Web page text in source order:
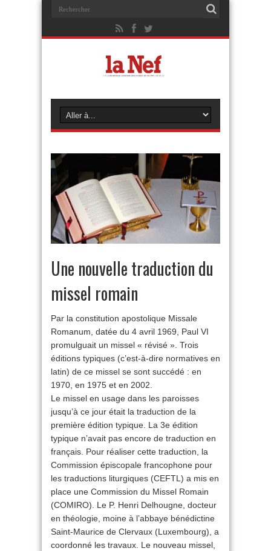
Une nouvelle traduction du
missel romain
Par la constitution apostolique Missale
Romanum, datée du 4 avril 1969, Paul VI
promulguait un missel « révisé ». Trois
éditions typiques (c’est-à-dire normatives en
latin) de ce missel se sont succédé : en
1970, en 1975 et en 2002.
Le missel en usage dans les paroisses
jusqu’à ce jour était la traduction de la
première édition typique. La 3e édition
typique n’avait pas encore de traduction en
français. Pour réaliser cette traduction, la
Commission épiscopale francophone pour
les traductions liturgiques (CEFTL) a mis en
place une Commission du Missel Romain
(COMIRO). Le P. Henri Delhougne, docteur
en théologie, moine à l’abbaye bénédictine
Saint-Maurice de Clervaux (Luxembourg), a
coordonné les travaux. Le nouveau missel,